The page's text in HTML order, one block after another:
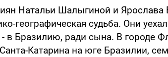
Натальи Шалыгиной и Ярослава
географическая судьба. Они
- в Бразилию, ради сына. В городе
Катарина на юге Бразилии,